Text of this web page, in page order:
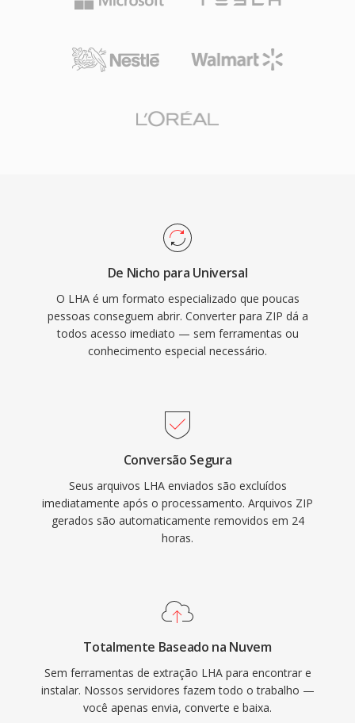
De Nicho para Universal
O LHA é um formato especializado que poucas
pessoas conseguem abrir. Converter para ZIP dá a
todos acesso imediato — sem ferramentas ou
conhecimento especial necessário.
Conversão Segura
Seus arquivos LHA enviados são excluídos
imediatamente após o processamento. Arquivos ZIP
gerados são automaticamente removidos em 24
horas.
Totalmente Baseado na Nuvem
Sem ferramentas de extração LHA para encontrar e
instalar. Nossos servidores fazem todo o trabalho —
você apenas envia, converte e baixa.